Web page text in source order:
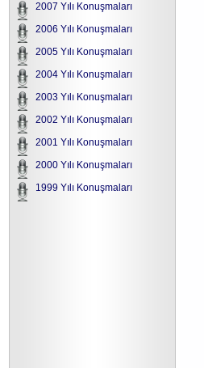
2007 Yılı Konuşmaları
2006 Yılı Konuşmaları
2005 Yılı Konuşmaları
2004 Yılı Konuşmaları
2003 Yılı Konuşmaları
2002 Yılı Konuşmaları
2001 Yılı Konuşmaları
2000 Yılı Konuşmaları
1999 Yılı Konuşmaları